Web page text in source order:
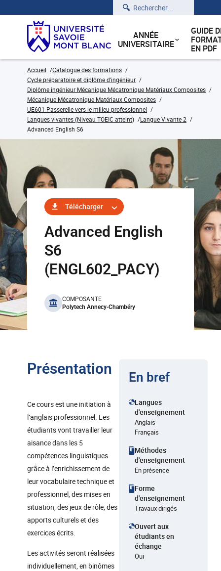
Rechercher
ANNÉE
UNIVERSITAIRE
GUIDE
EN PDF
Accueil
Catalogue des formations
Cycle préparatoire et diplôme d'ingénieur
Diplôme ingénieur Mécanique Mécatronique Matériaux Composites
Mécanique Mécatronique Matériaux Composites
UE601 Passerelle vers le milieu professionnel
Langues vivantes (Niveau TOEIC atteint)
Langue Vivante 2
Advanced English S6
Télécharger
Advanced English
S6
(ENGL602_PACY)
benefits
COMPOSANTE
Polytech Annecy-Chambéry
Présentation
Ce cours est une initiation à
l’anglais professionnel. Les
étudiants vont travailler leur
aisance dans les 5
compétences linguistiques
grâce à l’enrichissement de
leur vocabulaire technique et
professionnel, des mises en
situation, des jeux de rôle, des
apports culturels et des
exercices écrits.
Les activités seront réalisées
individuellement, en binômes
En bref
Langues
d'enseignement
Anglais
Français
Méthodes
d'enseignement
En présence
Forme
d'enseignement
Travaux dirigés
Ouvert aux
étudiants en
échange
Oui